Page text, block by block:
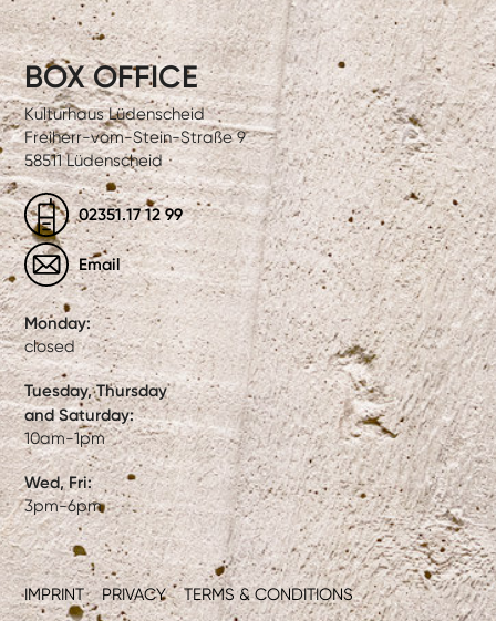
IMPRINT PRIVACY TERMS & CONDITIONS
BOX OFFICE
Kulturhaus Lüdenscheid
Freiherr-vom-Stein-Straße 9
58511 Lüdenscheid
02351.17 12 99
Email
Monday:
closed
Tuesday, Thursday
and Saturday:
10am-1pm
Wed, Fri:
3pm-6pm